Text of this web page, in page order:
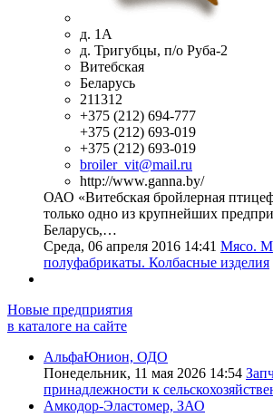
д. 1А
д. Тригубцы, п/о Руба-2
Витебская
Беларусь
211312
+375 (212) 694-777
+375 (212) 693-019
+375 (212) 693-019
broiler_vit@mail.ru
http://www.ganna.by/
ОАО «Витебская бройлерная
только одно из крупнейших
Беларусь,…
Среда, 06 апреля 2016 14:41 Мясо.
полуфабрикаты. Колбасные изделия
Новые предприятия
в каталоге на сайте
АльфаЮнион, ОДО
Понедельник, 11 мая 2026 14:54
принадлежности к
Амкодор-Эластомер, ЗАО